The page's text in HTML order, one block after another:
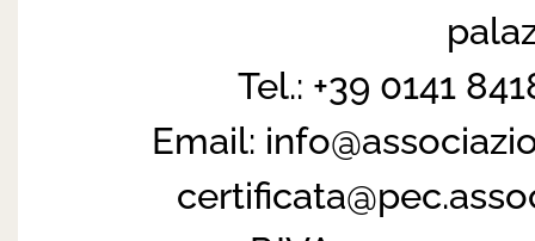
Tel.: +39 0141
Email: